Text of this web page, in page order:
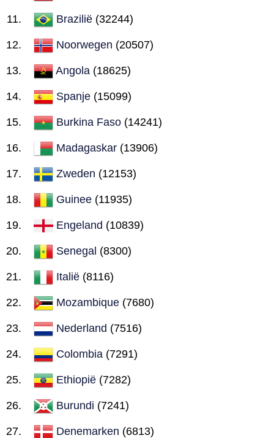
Brazilië (32244)
Noorwegen (20507)
Angola (18625)
Spanje (15099)
Burkina Faso (14241)
Madagaskar (13906)
Zweden (12153)
Guinee (11935)
Engeland (10839)
Senegal (8300)
Italië (8116)
Mozambique (7680)
Nederland (7516)
Colombia (7291)
Ethiopië (7282)
Burundi (7241)
Denemarken (6813)